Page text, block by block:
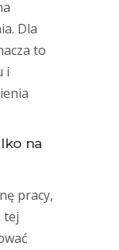
Dla
to
i
na
pracy,
tej